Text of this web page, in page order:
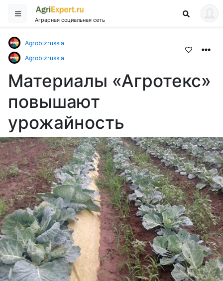
Аграрная социальная сеть
Agrobizrussia
Agrobizrussia
Материалы «Агротекс»
повышают
урожайность